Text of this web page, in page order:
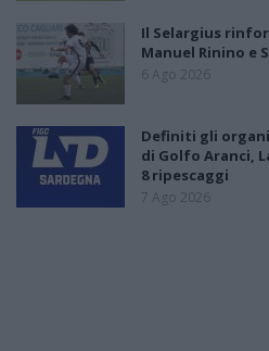
Il Selargius
Manuel Rinino e
6 Ago 2026
Definiti gli
di Golfo Aranci,
8 ripescaggi
7 Ago 2026